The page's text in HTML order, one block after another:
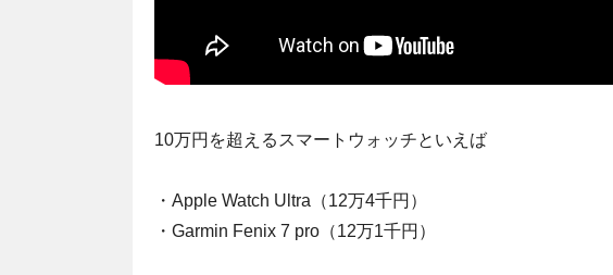
10万円を超えるスマートウォッチといえば
・Apple Watch Ultra（12万4千円）
・Garmin Fenix 7 pro（12万1千円）